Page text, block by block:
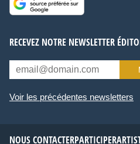
RECEVEZ NOTRE NEWSLETTER
Voir les précédentes newsletters
NOUS CONTACTERPARTICIPER